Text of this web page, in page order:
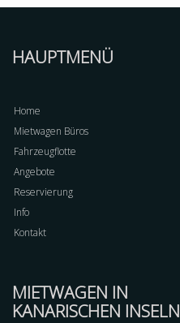
HAUPTMENÜ
Home
Mietwagen Büros
Fahrzeugflotte
Angebote
Reservierung
Info
Kontakt
MIETWAGEN IN
KANARISCHEN INSELN